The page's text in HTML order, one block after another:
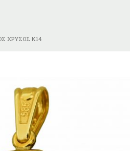
ΧΡΥΣΌΣ Κ14